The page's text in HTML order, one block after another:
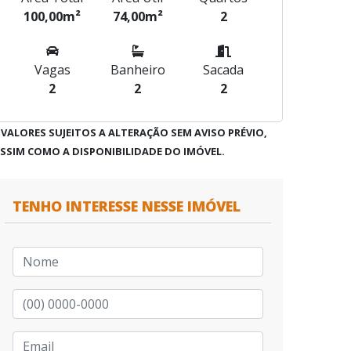
100,00m²
74,00m²
2
Vagas
2
Banheiro
2
Sacada
2
SUJEITOS A ALTERAÇÃO SEM AVISO PRÉVIO,
COMO A DISPONIBILIDADE DO IMÓVEL.
TENHO INTERESSE NESSE IMÓVEL